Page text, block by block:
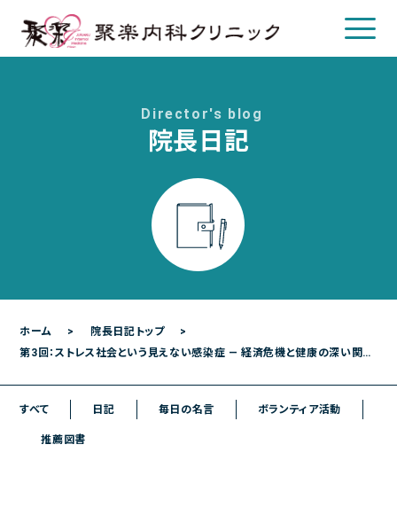
院長について
診療内容
各種検査
各種予防接種
ご予約
アクセス
Director's blog
院長日記
ホーム
院長日記トップ
第3回：ストレス社会という見えない感染症 ― 経済危機と健康の深い関係 ―
すべて 日記 毎日の名言 ボランティア活動
推薦図書